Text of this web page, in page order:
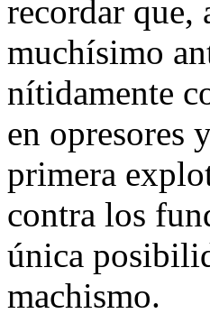
recordar que,
muchísimo
nítidamente
en opresores
primera
contra los
única
machismo.